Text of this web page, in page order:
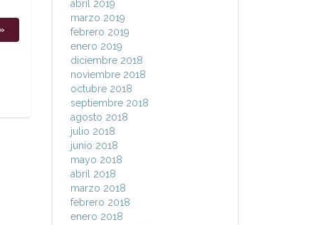
abril 2019
marzo 2019
febrero 2019
enero 2019
diciembre 2018
noviembre 2018
octubre 2018
septiembre 2018
agosto 2018
julio 2018
junio 2018
mayo 2018
abril 2018
marzo 2018
febrero 2018
enero 2018